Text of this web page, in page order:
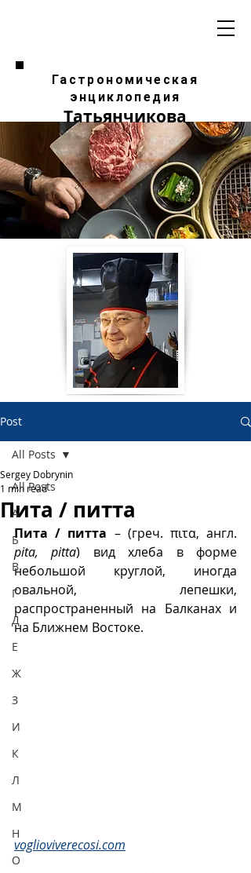
Гастрономическая
энциклопедия
Татьянчикова
Post
All Posts
А
Б
В
Г
Д
Е
Ж
З
И
К
Л
М
Н
О
All Posts
Пита / питта
Sergey Dobrynin
1 min read
Пита / питта
pita, pitta) вид хлеба в форме
небольшой круглой, иногда
овальной, лепешки,
распространенный на Балканах и
на Ближнем Востоке.
voglioviverecosi.com